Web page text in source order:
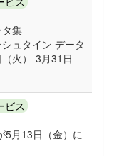
集
ュタイン データ
火）-3月31日
ビス
5月13日（金）に